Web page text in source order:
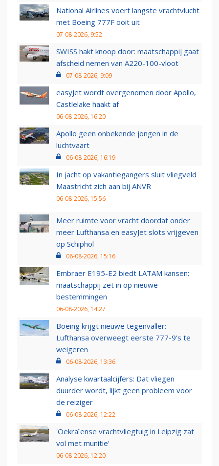
National Airlines voert langste vrachtvlucht
met Boeing 777F ooit uit
07-08-2026, 9:52
SWISS hakt knoop door: maatschappij gaat
afscheid nemen van A220-100-vloot
07-08-2026, 9:09
easyJet wordt overgenomen door Apollo,
Castlelake haakt af
06-08-2026, 16:20
Apollo geen onbekende jongen in de
luchtvaart
06-08-2026, 16:19
In jacht op vakantiegangers sluit vliegveld
Maastricht zich aan bij ANVR
06-08-2026, 15:56
Meer ruimte voor vracht doordat onder
meer Lufthansa en easyJet slots vrijgeven
op Schiphol
06-08-2026, 15:16
Embraer E195-E2 biedt LATAM kansen:
maatschappij zet in op nieuwe
bestemmingen
06-08-2026, 14:27
Boeing krijgt nieuwe tegenvaller:
Lufthansa overweegt eerste 777-9’s te
weigeren
06-08-2026, 13:36
Analyse kwartaalcijfers: Dat vliegen
duurder wordt, lijkt geen probleem voor
de reiziger
06-08-2026, 12:22
'Oekraïense vrachtvliegtuig in Leipzig zat
vol met munitie'
06-08-2026, 12:20